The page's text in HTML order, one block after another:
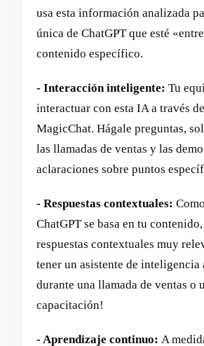
usa esta información analizada
única de ChatGPT que esté
contenido específico.
- Interacción inteligente: Tu
interactuar con esta IA a través
MagicChat. Hágale preguntas,
las llamadas de ventas y las
aclaraciones sobre puntos
- Respuestas contextuales:
ChatGPT se basa en tu
respuestas contextuales muy
tener un asistente de
durante una llamada de ventas o
capacitación!
- Aprendizaje continuo: A